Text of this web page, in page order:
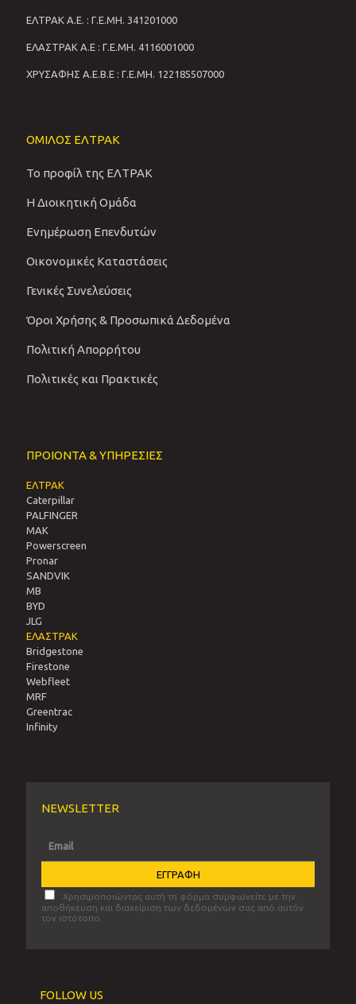
ΕΛΤΡΑΚ Α.Ε. : Γ.Ε.ΜΗ. 341201000
ΕΛΑΣΤΡΑΚ Α.Ε : Γ.Ε.ΜΗ. 4116001000
ΧΡΥΣΑΦΗΣ Α.Ε.Β.Ε : Γ.Ε.ΜΗ. 122185507000
ΟΜΙΛΟΣ ΕΛΤΡΑΚ
Το προφίλ της ΕΛΤΡΑΚ
Η Διοικητική Ομάδα
Ενημέρωση Επενδυτών
Οικονομικές Καταστάσεις
Γενικές Συνελεύσεις
Όροι Χρήσης & Προσωπικά Δεδομένα
Πολιτική Απορρήτου
Πολιτικές και Πρακτικές
ΠΡΟΙΟΝΤΑ & ΥΠΗΡΕΣΙΕΣ
ΕΛΤΡΑΚ
Caterpillar
PALFINGER
MAK
Powerscreen
Pronar
SANDVIΚ
MB
BYD
JLG
ΕΛΑΣΤΡΑΚ
Bridgestone
Firestone
Webfleet
MRF
Greentrac
Infinity
NEWSLETTER
Χρησιμοποιώντας αυτή τη φόρμα συμφωνείτε με την
αποθήκευση και διαχείριση των δεδομένων σας από αυτόν
τον ιστότοπο.
FOLLOW US